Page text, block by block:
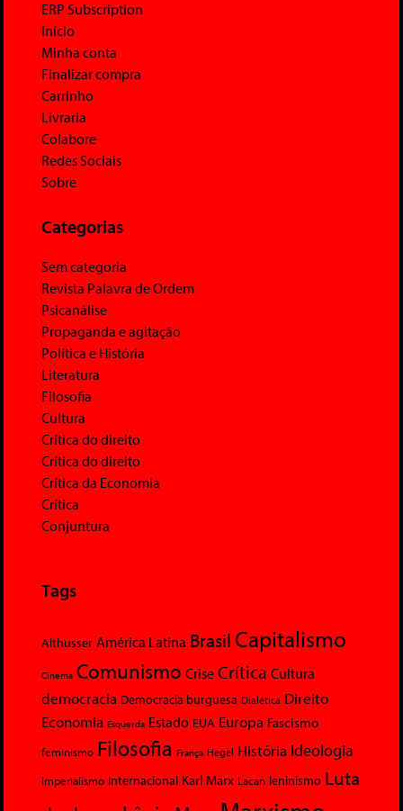
ERP Subscription
Início
Minha conta
Finalizar compra
Carrinho
Livraria
Colabore
Redes Sociais
Sobre
Categorias
Sem categoria
Revista Palavra de Ordem
Psicanálise
Propaganda e agitação
Política e História
Literatura
Filosofia
Cultura
Crítica do direito
Crítica do direito
Crítica da Economia
Crítica
Conjuntura
Tags
Althusser América Latina Brasil Capitalismo
Cinema Comunismo Crise Crítica Cultura
democracia Democracia burguesa Dialética Direito
Economia Esquerda Estado EUA Europa Fascismo
feminismo Filosofia França Hegel História Ideologia
Imperialismo Internacional Karl Marx Lacan leninismo Luta